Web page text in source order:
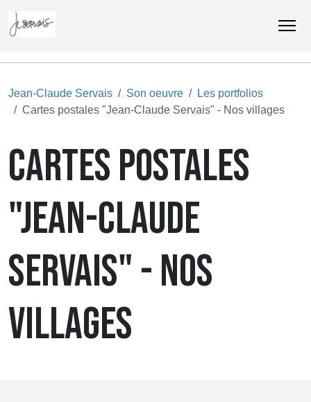
Jean-Claude Servais Son oeuvre
Les portfolios
Cartes postales "Jean-Claude Servais" - Nos villages
CARTES POSTALES
"JEAN-CLAUDE
SERVAIS" - NOS
VILLAGES